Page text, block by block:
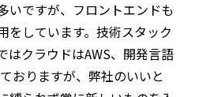
いですが、フロントエンドも
をしています。技術スタック
はクラウドはAWS、開発言語
おりますが、弊社のいいと